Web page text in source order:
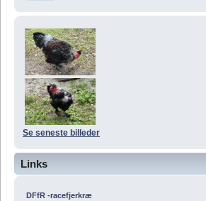
Se seneste billeder
Links
DFfR -racefjerkræ